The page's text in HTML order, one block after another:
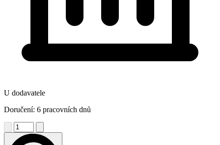
U dodavatele
Doručení: 6 pracovních dnů